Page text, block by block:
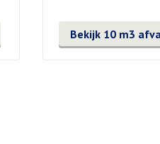
Bekijk 10 m3